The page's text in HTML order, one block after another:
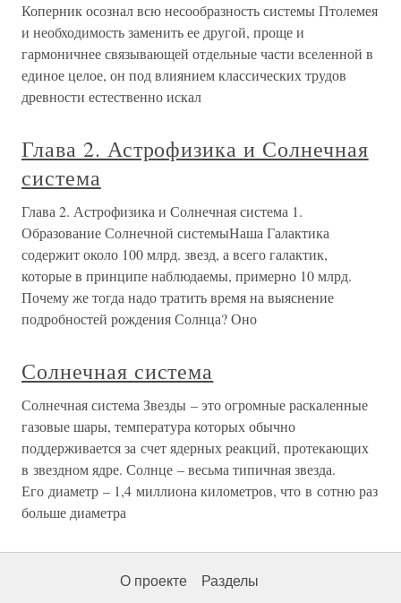
Коперник осознал всю несообразность системы Птолемея
и необходимость заменить ее другой, проще и
гармоничнее связывающей отдельные части вселенной в
единое целое, он под влиянием классических трудов
древности естественно искал
Глава 2. Астрофизика и Солнечная
система
Глава 2. Астрофизика и Солнечная система 1.
Образование Солнечной системыНаша Галактика
содержит около 100 млрд. звезд, а всего галактик,
которые в принципе наблюдаемы, примерно 10 млрд.
Почему же тогда надо тратить время на выяснение
подробностей рождения Солнца? Оно
Солнечная система
Солнечная система Звезды – это огромные раскаленные
газовые шары, температура которых обычно
поддерживается за счет ядерных реакций, протекающих
в звездном ядре. Солнце – весьма типичная звезда.
Его диаметр – 1,4 миллиона километров, что в сотню раз
больше диаметра
О проекте Разделы